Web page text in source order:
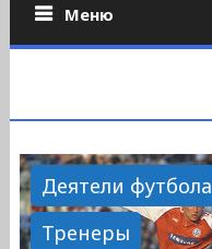
Меню
Деятели футбола
Тренеры